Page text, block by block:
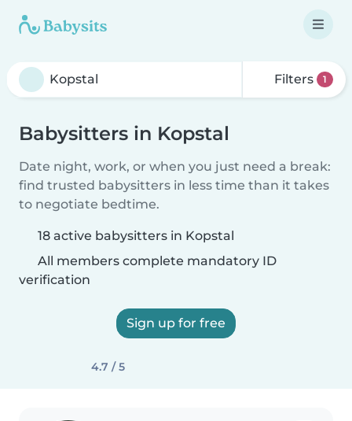
Filters 1
Babysitters in Kopstal
Date night, work, or when you just need a break:
find trusted babysitters in less time than it takes
to negotiate bedtime.
18 active babysitters in Kopstal
All members complete mandatory ID
verification
Sign up for free
4.7 / 5